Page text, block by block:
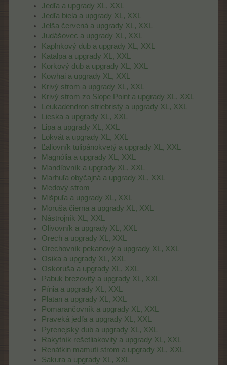
Jedľa a upgrady XL, XXL
Jedľa biela a upgrady XL, XXL
Jelša červená a upgrady XL, XXL
Judášovec a upgrady XL, XXL
Kaplnkový dub a upgrady XL, XXL
Katalpa a upgrady XL, XXL
Korkový dub a upgrady XL, XXL
Kowhai a upgrady XL, XXL
Krivý strom a upgrady XL, XXL
Krivý strom zo Slope Point a upgrady XL, XXL
Leukadendron striebristý a upgrady XL, XXL
Lieska a upgrady XL, XXL
Lipa a upgrady XL, XXL
Lokvát a upgrady XL, XXL
Ľaliovník tulipánokvetý a upgrady XL, XXL
Magnólia a upgrady XL, XXL
Mandľovník a upgrady XL, XXL
Marhuľa obyčajná a upgrady XL, XXL
Medový strom
Mišpuľa a upgrady XL, XXL
Moruša čierna a upgrady XL, XXL
Nástrojník XL, XXL
Olivovník a upgrady XL, XXL
Orech a upgrady XL, XXL
Orechovník pekanový a upgrady XL, XXL
Osika a upgrady XL, XXL
Oskoruša a upgrady XL, XXL
Pabuk brezovitý a upgrady XL, XXL
Pínia a upgrady XL, XXL
Platan a upgrady XL, XXL
Pomarančovník a upgrady XL, XXL
Praveká jedľa a upgrady XL, XXL
Pyrenejský dub a upgrady XL, XXL
Rakytník rešetliakovitý a upgrady XL, XXL
Renátkin mamutí strom a upgrady XL, XXL
Sakura a upgrady XL, XXL